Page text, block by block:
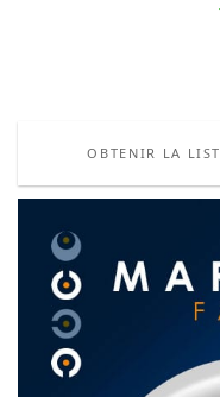
OBTENIR LA